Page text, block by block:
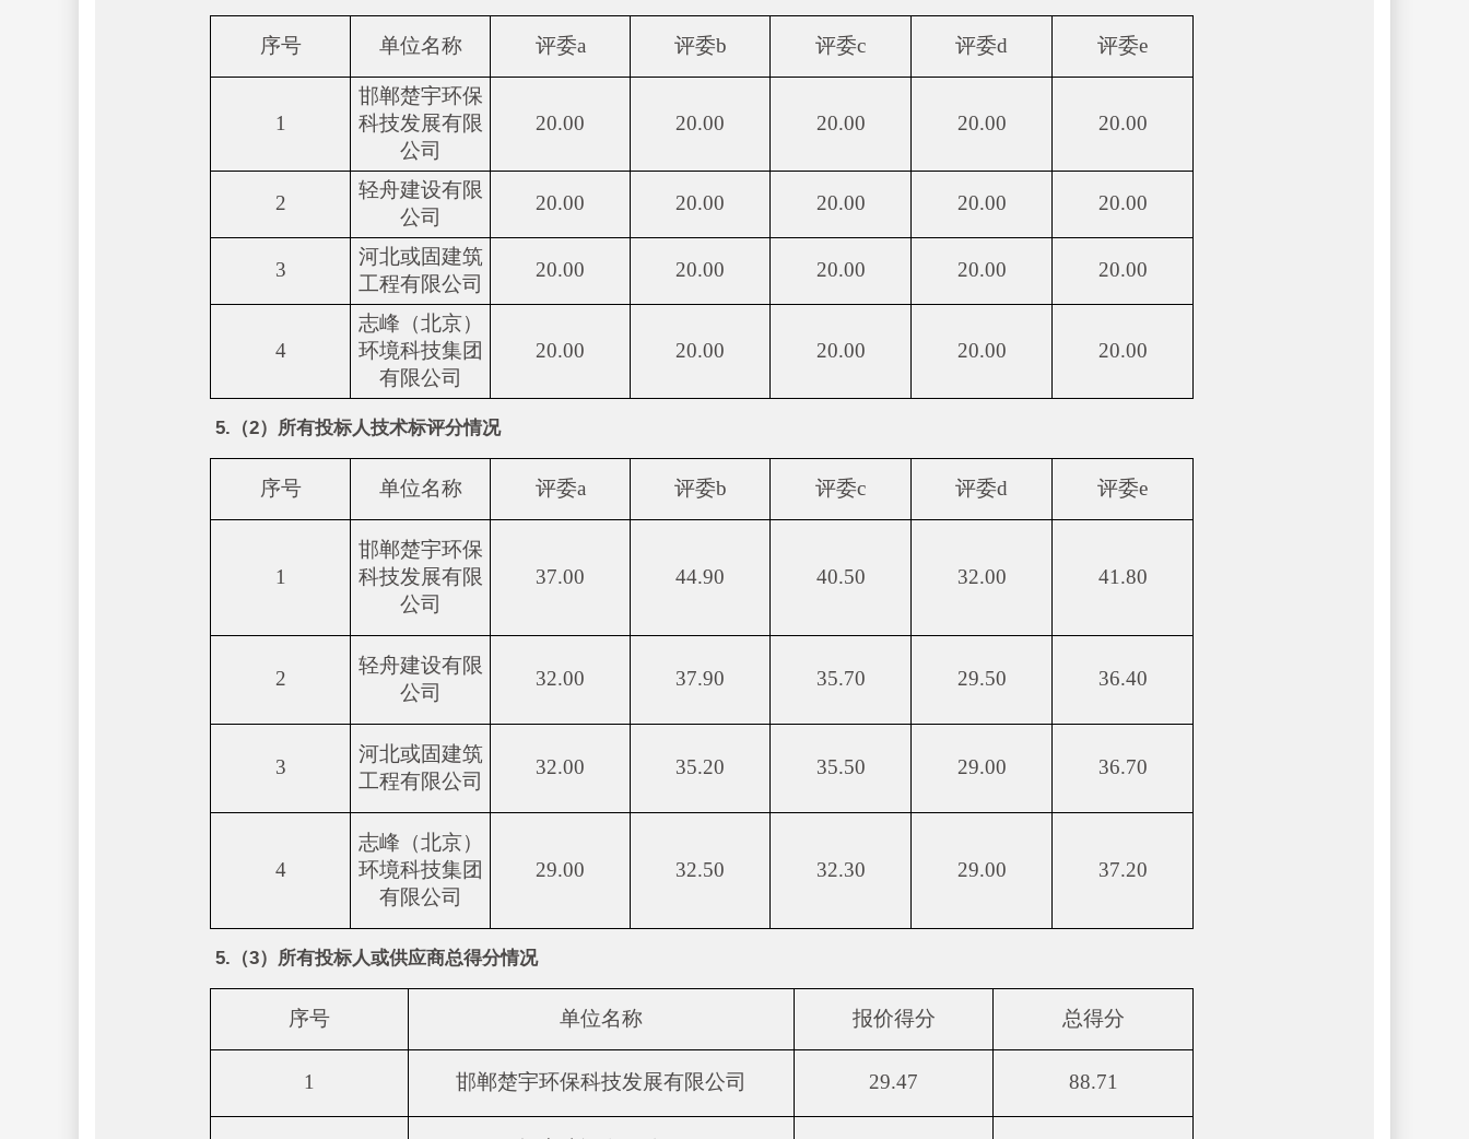
序号 单位名称 评委a 评委b 评委c 评委d 评委e
1
邯郸楚宇环保
科技发展有限
公司
20.00 20.00 20.00 20.00 20.00
2
轻舟建设有限
公司
20.00 20.00 20.00 20.00 20.00
3
河北或固建筑
工程有限公司
20.00 20.00 20.00 20.00 20.00
4
志峰（北京）
环境科技集团
有限公司
20.00 20.00 20.00 20.00 20.00
5.（2）所有投标人技术标评分情况
序号 单位名称 评委a 评委b 评委c 评委d 评委e
1
邯郸楚宇环保
科技发展有限
公司
37.00 44.90 40.50 32.00 41.80
2
轻舟建设有限
公司
32.00 37.90 35.70 29.50 36.40
3
河北或固建筑
工程有限公司
32.00 35.20 35.50 29.00 36.70
4
志峰（北京）
环境科技集团
有限公司
29.00 32.50 32.30 29.00 37.20
5.（3）所有投标人或供应商总得分情况
序号 单位名称 报价得分 总得分
1 邯郸楚宇环保科技发展有限公司 29.47 88.71